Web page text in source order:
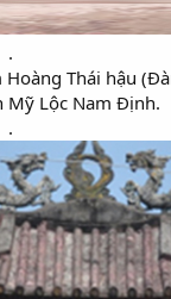
.​
Thái hậu
Mỹ Lộc Nam Định.​
.​